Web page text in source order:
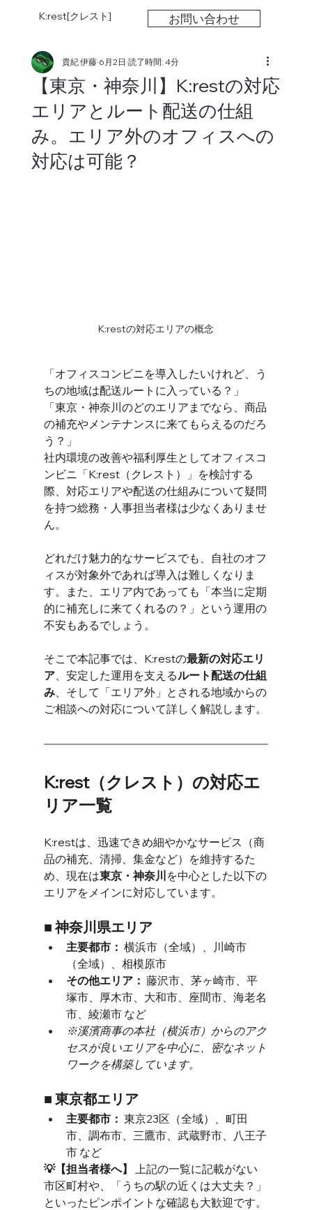
K:rest[クレスト] お問い合わせ
【東京・神奈川】K:restの対応
エリアとルート配送の仕組
み。エリア外のオフィスへの
対応は可能？
貴紀 伊藤 6月2日 読了時間: 4分
K:restの対応エリアの概念
「オフィスコンビニを導入したいけれど、う
ちの地域は配送ルートに入っている？」
「東京・神奈川のどのエリアまでなら、商品
の補充やメンテナンスに来てもらえるのだろ
う？」
社内環境の改善や福利厚生としてオフィスコ
ンビニ「K:rest（クレスト）」を検討する
際、対応エリアや配送の仕組みについて疑問
を持つ総務・人事担当者様は少なくありませ
ん。
どれだけ魅力的なサービスでも、自社のオフ
ィスが対象外であれば導入は難しくなりま
す。また、エリア内であっても「本当に定期
的に補充しに来てくれるの？」という運用の
不安もあるでしょう。
そこで本記事では、K:restの最新の対応エリ
ア、安定した運用を支えるルート配送の仕組
み、そして「エリア外」とされる地域からの
ご相談への対応について詳しく解説します。
K:rest（クレスト）の対応エ
リア一覧
K:restは、迅速できめ細やかなサービス（商
品の補充、清掃、集金など）を維持するた
め、現在は東京・神奈川 を中心とした以下の
エリアをメインに対応しています。
■ 神奈川県エリア
主要都市： 横浜市（全域）、川崎市
（全域）、相模原市
その他エリア： 藤沢市、茅ヶ崎市、平
塚市、厚木市、大和市、座間市、海老名
市、綾瀬市 など
※溪濱商事の本社（横浜市）からのアク
セスが良いエリアを中心に、密なネット
ワークを構築しています。
■ 東京都エリア
主要都市： 東京23区（全域）、町田
市、調布市、三鷹市、武蔵野市、八王子
市 など
💡【担当者様へ】
上記の一覧に記載がない
市区町村や、「うちの駅の近くは大丈夫？」
といったピンポイントな確認も大歓迎です。